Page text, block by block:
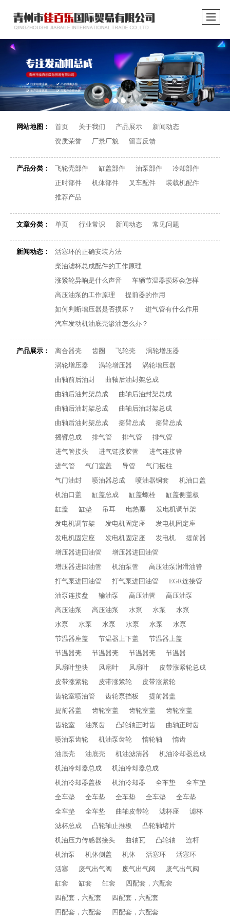
网站地图： 首页 关于我们 产品展示
新闻动态
资质荣誉
厂景厂貌 留言反馈
产品分类： 飞轮壳部件 缸盖部件 油泵部件
冷却部件
正时部件
机体部件 叉车配件
装载机配件
推荐产品
文章分类： 单页 行业常识 新闻动态 常见问题
新闻动态：
活塞环的正确安装方法
柴油滤杯总成配件的工作原理
涨紧轮异响是什么声音
车辆节温器损坏会怎样
高压油泵的工作原理
提前器的作用
如何判断增压器是否损坏？
进气管有什么作用
汽车发动机油底壳渗油怎么办？
产品展示： 离合器壳 齿圈 飞轮壳
涡轮增压器
涡轮增压器
涡轮增压器
涡轮增压器
曲轴前后油封
曲轴后油封架总成
曲轴后油封架总成
曲轴后油封架总成
曲轴后油封架总成
曲轴后油封架总成
曲轴后油封架总成
摇臂总成
摇臂总成
摇臂总成
排气管 排气管
排气管
进气管接头
进气链接胶管
进气连接管
进气管
气门室盖 导管
气门挺柱
气门油封
喷油器总成 喷油器铜套
机油口盖
机油口盖
缸盖总成 缸盖螺栓
缸盖侧盖板
缸盖
缸垫 吊耳 电热塞
发电机调节架
发电机调节架
发电机固定座
发电机固定座
发电机固定座
发电机固定座 发电机
提前器
增压器进回油管
增压器进回油管
增压器进回油管
机油泵管
高压油泵润滑油管
打气泵进回油管
打气泵进回油管
EGR连接管
油泵连接盘
输油泵 高压油管
高压油泵
高压油泵
高压油泵 水泵 水泵
水泵
水泵
水泵 水泵 水泵 水泵
水泵
节温器座盖
节温器上下盖
节温器上盖
节温器壳
节温器壳 节温器壳
节温器
风扇叶垫块
风扇叶 风扇叶
皮带涨紧轮总成
皮带涨紧轮
皮带涨紧轮
皮带涨紧轮
齿轮室喷油管
齿轮泵挡板
提前器盖
提前器盖
齿轮室盖 齿轮室盖
齿轮室盖
齿轮室
油泵齿 凸轮轴正时齿
曲轴正时齿
喷油泵齿轮
机油泵齿轮 惰轮轴
惰齿
油底壳
油底壳 机油滤清器
机油冷却器总成
机油冷却器总成
机油冷却器总成
机油冷却器盖板
机油冷却器 全车垫
全车垫
全车垫
全车垫 全车垫 全车垫
全车垫
全车垫
全车垫 曲轴皮带轮 滤杯座
滤杯
滤杯总成
凸轮轴止推板
凸轮轴堵片
机油压力传感器接头
曲轴瓦 凸轮轴
连杆
机油泵
机体侧盖 机体 活塞环
活塞环
活塞
废气出气阀 废气出气阀
废气出气阀
缸套
缸套 缸套
四配套，六配套
四配套，六配套
四配套，六配套
四配套，六配套
四配套，六配套